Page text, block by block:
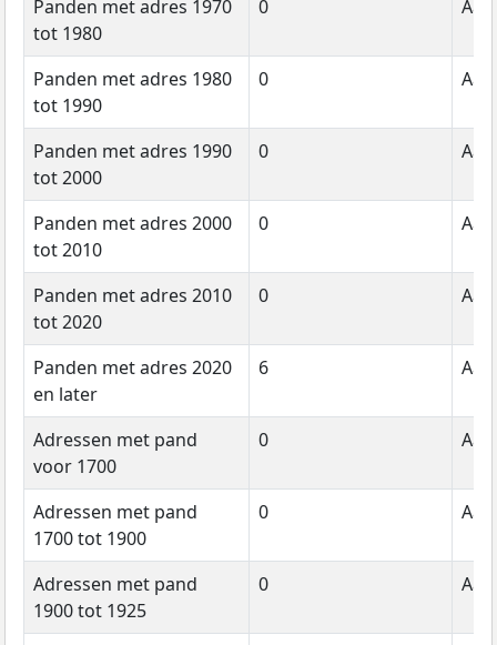
Panden met adres 1970
tot 1980
0
Panden met adres 1980
tot 1990
0
Panden met adres 1990
tot 2000
0
Panden met adres 2000
tot 2010
0
Panden met adres 2010
tot 2020
0
Panden met adres 2020
en later
6
Adressen met pand
voor 1700
0
Adressen met pand
1700 tot 1900
0
Adressen met pand
1900 tot 1925
0